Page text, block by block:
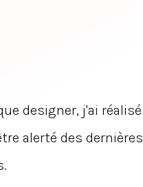
designer, j'ai réalisé
alerté des dernières